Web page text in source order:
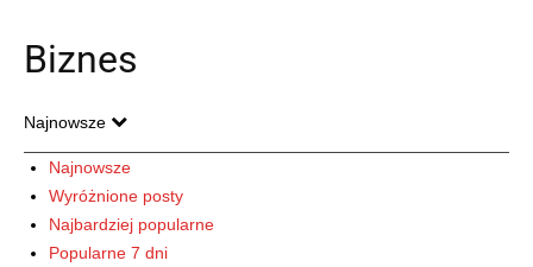
Biznes
Najnowsze
Najnowsze
Wyróżnione posty
Najbardziej popularne
Popularne 7 dni